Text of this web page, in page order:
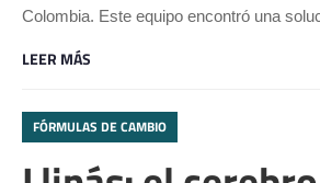
Colombia. Este equipo encontró una
LEER MÁS
FÓRMULAS DE CAMBIO